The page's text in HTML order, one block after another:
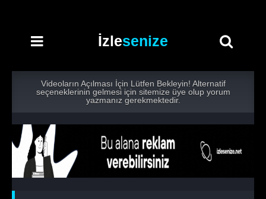
İzlesenize
Videoların Açılması İçin Lütfen Bekleyin! Alternatif
seçeneklerinin gelmesi için sitemize üye olup yorum
yazmanız gerekmektedir.